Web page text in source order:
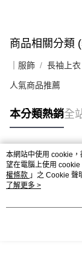
商品相關分類
｜服飾 長袖上衣
人氣商品推薦
本分類熱銷全
熱門標籤
本網站中使用 cookie
望在電腦上使用
權條款 」之 Cookie 聲
用條款之 Cookie 聲明
了解更多 >